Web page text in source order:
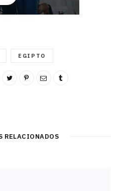
EGIPTO
RELACIONADOS